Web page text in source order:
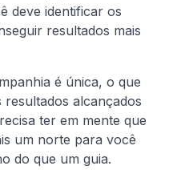
deve identificar os
resultados mais
é única, o que
alcançados
ter em mente que
um norte para você
do que um guia.